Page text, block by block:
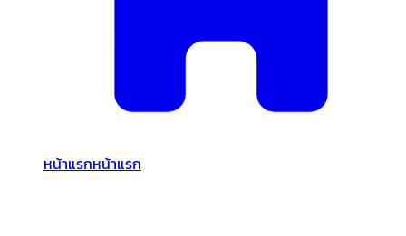
หน้าแรกหน้าแรก